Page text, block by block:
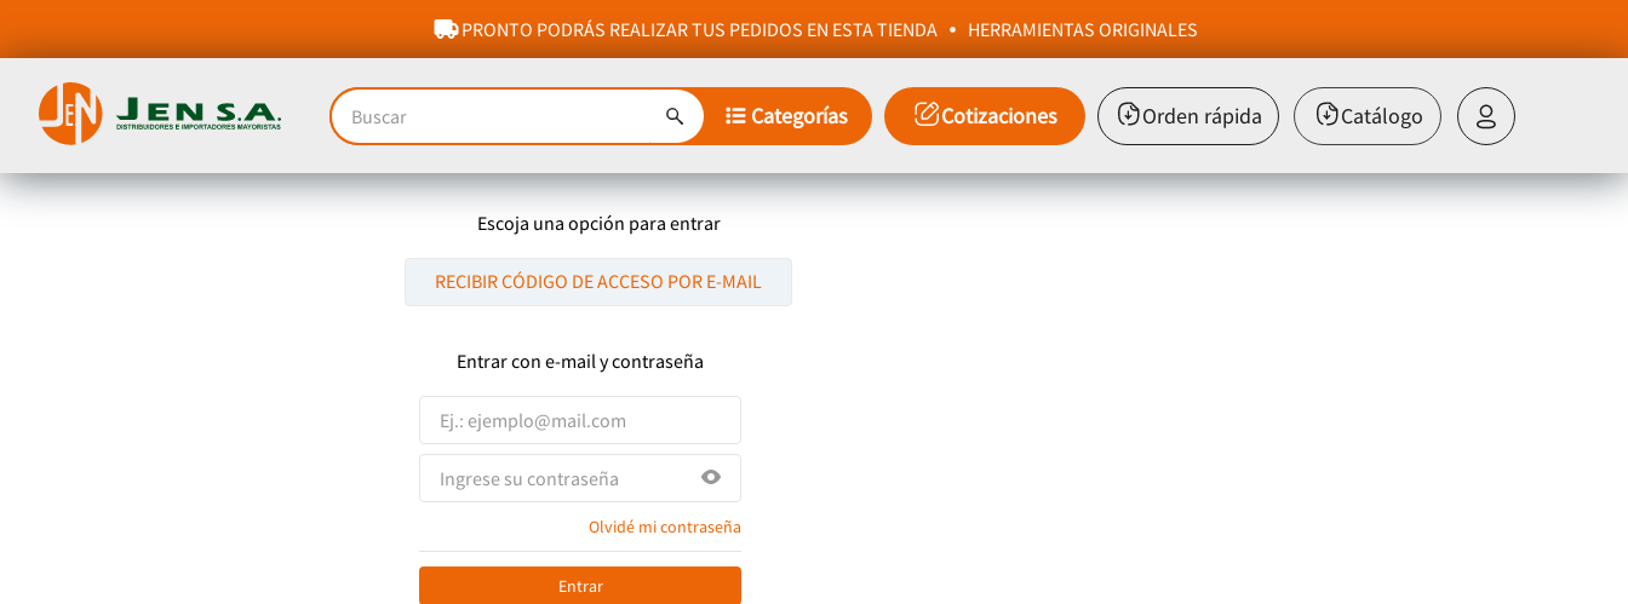
PRONTO PODRÁS REALIZAR TUS PEDIDOS EN ESTA TIENDA HERRAMIENTAS ORIGINALES
Buscar
Categorías Cotizaciones Orden rápida Catálogo
Escoja una opción para entrar
RECIBIR CÓDIGO DE ACCESO POR E-MAIL
Entrar con e-mail y contraseña
Olvidé mi contraseña
Entrar